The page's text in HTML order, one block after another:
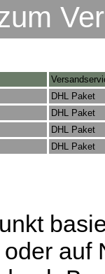
DHL Paket
DHL Paket
DHL Paket
DHL Paket